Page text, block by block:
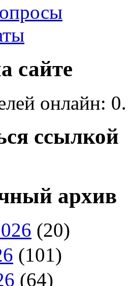
сайте
онлайн: 0.
ссылкой
архив
(20)
(101)
(64)